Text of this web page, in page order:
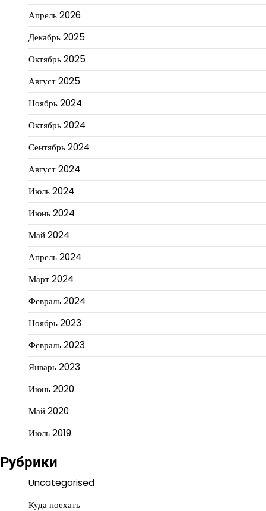
Апрель 2026
Декабрь 2025
Октябрь 2025
Август 2025
Ноябрь 2024
Октябрь 2024
Сентябрь 2024
Август 2024
Июль 2024
Июнь 2024
Май 2024
Апрель 2024
Март 2024
Февраль 2024
Ноябрь 2023
Февраль 2023
Январь 2023
Июнь 2020
Май 2020
Июль 2019
Рубрики
Uncategorised
Куда поехать